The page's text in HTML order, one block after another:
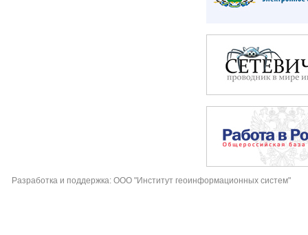
Разработка и поддержка: ООО "Институт геоинформационных систем"